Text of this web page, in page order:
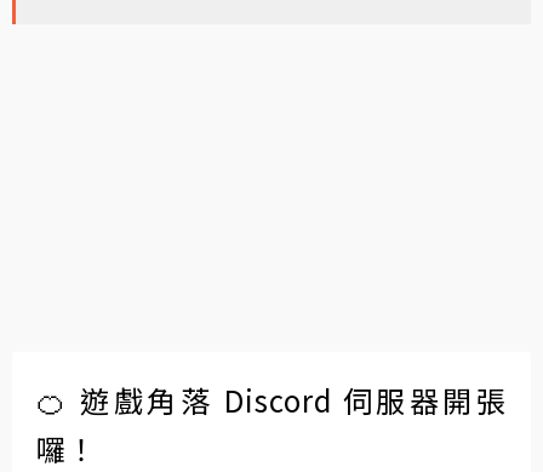
🍊 遊戲角落 Discord 伺服器開張
囉！